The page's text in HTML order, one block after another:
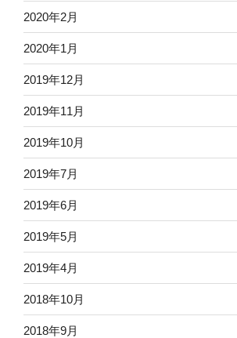
2020年2月
2020年1月
2019年12月
2019年11月
2019年10月
2019年7月
2019年6月
2019年5月
2019年4月
2018年10月
2018年9月